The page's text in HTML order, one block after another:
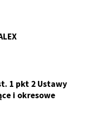
1 pkt 2 Ustawy
i okresowe